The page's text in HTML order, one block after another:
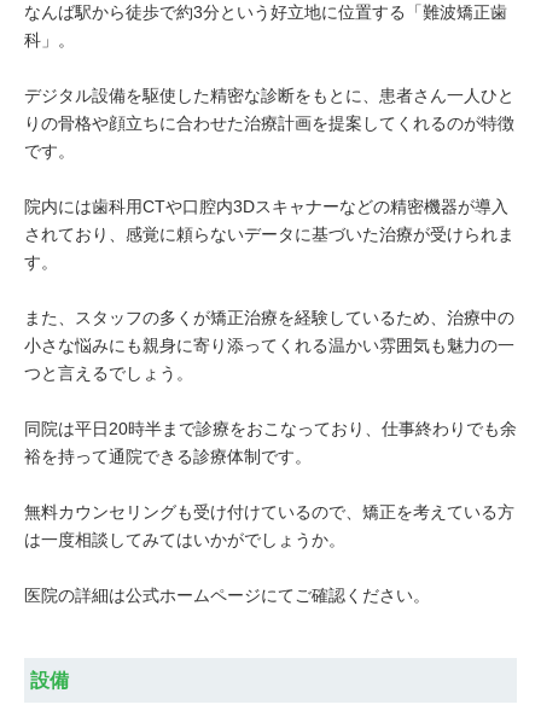
なんば駅から徒歩で約3分という好立地に位置する「難波矯正歯
科」。
デジタル設備を駆使した精密な診断をもとに、患者さん一人ひと
りの骨格や顔立ちに合わせた治療計画を提案してくれるのが特徴
です。
院内には歯科用CTや口腔内3Dスキャナーなどの精密機器が導入
されており、感覚に頼らないデータに基づいた治療が受けられま
す。
また、スタッフの多くが矯正治療を経験しているため、治療中の
小さな悩みにも親身に寄り添ってくれる温かい雰囲気も魅力の一
つと言えるでしょう。
同院は平日20時半まで診療をおこなっており、仕事終わりでも余
裕を持って通院できる診療体制です。
無料カウンセリングも受け付けているので、矯正を考えている方
は一度相談してみてはいかがでしょうか。
医院の詳細は公式ホームページにてご確認ください。
設備